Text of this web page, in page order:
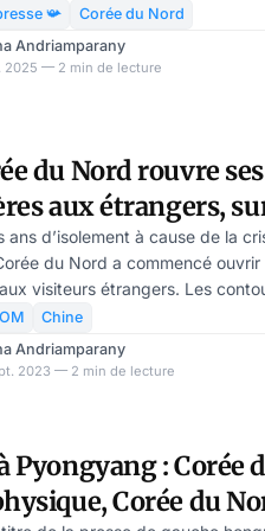
voyages Koryo Tours. Cette
prudence, marque un pas
secteur touristique ultra-
», a annoncé le voyagist
📯
Corée du Nord
Andriamparany
2025 — 2 min de lecture
du Nord rouvre ses
aux étrangers,
ans d’isolement à cause de la
du Nord a commencé ouvrir
visiteurs étrangers. Les
ne sont pas encore
Chine
Andriamparany
2023 — 2 min de lecture
Pyongyang : Corée
Corée du